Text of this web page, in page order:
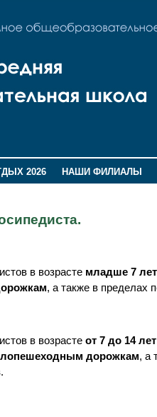
2026
НАШИ ФИЛИАЛЫ
в возрасте младше 7 лет
, а также в пределах
в возрасте от 7 до 14 лет
дорожкам, а